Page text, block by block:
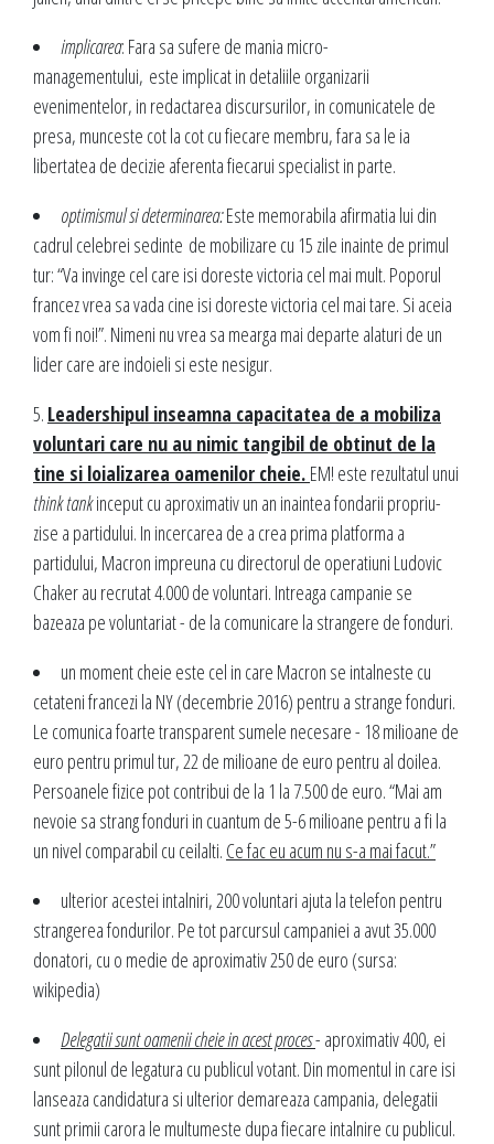
implicarea: Fara sa sufere de mania micro-
managementului, este implicat in detaliile organizarii
evenimentelor, in redactarea discursurilor, in comunicatele de
presa, munceste cot la cot cu fiecare membru, fara sa le ia
libertatea de decizie aferenta fiecarui specialist in parte.
optimismul si determinarea:Este memorabila afirmatia lui din
cadrul celebrei sedinte de mobilizare cu 15 zile inainte de primul
tur: “Va invinge cel care isi doreste victoria cel mai mult. Poporul
francez vrea sa vada cine isi doreste victoria cel mai tare. Si aceia
vom fi noi!”. Nimeni nu vrea sa mearga mai departe alaturi de un
lider care are indoieli si este nesigur.
5. Leadershipul inseamna capacitatea de a mobiliza
voluntari care nu au nimic tangibil de obtinut de la
tine si loializarea oamenilor cheie. EM! este rezultatul unui
think tankinceput cu aproximativ un an inaintea fondarii propriu-
zise a partidului. In incercarea de a crea prima platforma a
partidului, Macron impreuna cu directorul de operatiuni Ludovic
Chaker au recrutat 4.000 de voluntari. Intreaga campanie se
bazeaza pe voluntariat - de la comunicare la strangere de fonduri.
un moment cheie este cel in care Macron se intalneste cu
cetateni francezi la NY (decembrie 2016) pentru a strange fonduri.
Le comunica foarte transparent sumele necesare - 18 milioane de
euro pentru primul tur, 22 de milioane de euro pentru al doilea.
Persoanele fizice pot contribui de la 1 la 7.500 de euro. “Mai am
nevoie sa strang fonduri in cuantum de 5-6 milioane pentru a fi la
un nivel comparabil cu ceilalti. Ce fac eu acum nu s-a mai facut.”
ulterior acestei intalniri, 200 voluntari ajuta la telefon pentru
strangerea fondurilor. Pe tot parcursul campaniei a avut 35.000
donatori, cu o medie de aproximativ 250 de euro (sursa:
wikipedia)
Delegatii sunt oamenii cheie in acest proces- aproximativ 400, ei
sunt pilonul de legatura cu publicul votant. Din momentul in care isi
lanseaza candidatura si ulterior demareaza campania, delegatii
sunt primii carora le multumeste dupa fiecare intalnire cu publicul.